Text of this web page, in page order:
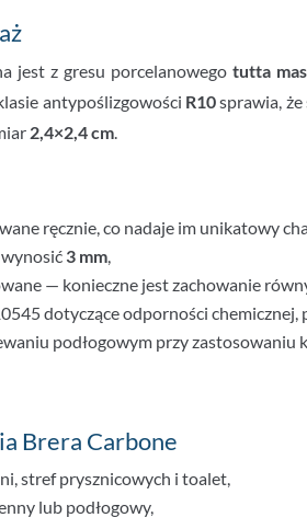
jest z gresu porcelanowegotutta
antypoślizgowości R10sprawia, że
2,4×2,4 cm.
ręcznie, co nadaje im unikatowy
3 mm,
— konieczne jest zachowanie
dotyczące odporności
podłogowym przy zastosowaniu
Brera Carbone
stref prysznicowych i toalet,
lub podłogowy,